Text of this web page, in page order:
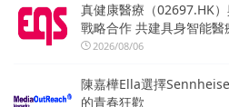
真健康醫療（02697.HK
戰略合作 共建具身智能醫
2026/08/06
陳嘉樺Ella選擇
的青春狂歡